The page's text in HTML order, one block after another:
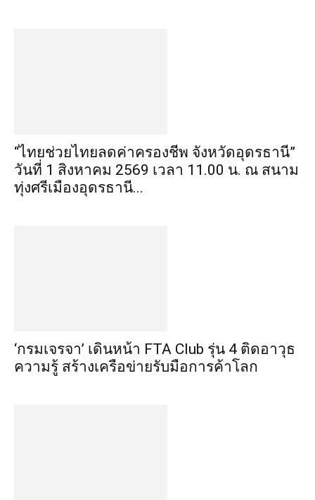
“ไทยช่วยไทยลดค่าครองชีพ จังหวัดอุดรธานี”
วันที่ 1 สิงหาคม 2569 เวลา 11.00 น. ณ สนาม
ทุ่งศรีเมืองอุดรธานี...
‘กรมเจรจา’ เดินหน้า FTA Club รุ่น 4 ติดอาวุธ
ความรู้ สร้างเครือข่ายรับมือการค้าโลก